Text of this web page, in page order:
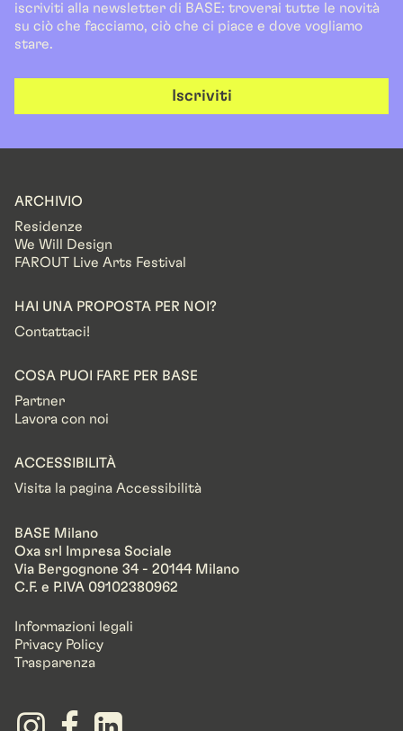
iscriviti alla newsletter di BASE: troverai tutte le novità
su ciò che facciamo, ciò che ci piace e dove vogliamo
stare.
Iscriviti
ARCHIVIO
Residenze
We Will Design
FAROUT Live Arts Festival
HAI UNA PROPOSTA PER NOI?
Contattaci!
COSA PUOI FARE PER BASE
Partner
Lavora con noi
ACCESSIBILITÀ
Visita la pagina Accessibilità
BASE Milano
Oxa srl Impresa Sociale
Via Bergognone 34 - 20144 Milano
C.F. e P.IVA 09102380962
Informazioni legali
Privacy Policy
Trasparenza